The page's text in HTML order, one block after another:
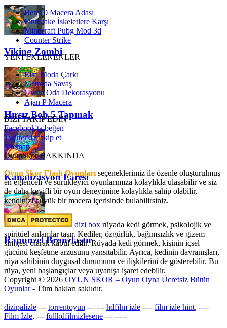
Viking Zombi
Hırsız Bob 5 Tapınak
Kanalizasyon Faresi
Rapunzel Bronzlaştır
Ben 10 Macera Adası
Finn Jake İskeletlere Karşı
Minecraft Pubg Mod 3d
Counter Strike
YENİ EKLENENLER
Elsa Moda Çarkı
Metroda Savaş
Gwen Oda Dekorasyonu
Ajan P Macera
BİZİ TAKİP EDİN
Facebook'ta beğen
Twitter'da takip et
Sitemap
OyunSkor HAKKINDA
Oyun Skor Flash Oyunları seçeneklerimiz ile özenle oluşturulmuş
en eğlenceli ve sürükleyici oyunlarımıza kolaylıkla ulaşabilir ve siz
de daha keyifli bir oyun deneyimine kolaylıkla sahip olabilir,
kendinizi büyük bir macera içerisinde bulabilirsiniz.
dizi box rüyada kedi görmek​, psikolojik ve
spiritüel anlamlar taşır. Kediler, özgürlük, bağımsızlık ve gizem
simgesi olarak kabul edilir. Rüyada kedi görmek, kişinin içsel
gücünü keşfetme arzusunu yansıtabilir. Ayrıca, kedinin davranışları,
rüya sahibinin duygusal durumunu ve ilişkilerini de gösterebilir. Bu
rüya, yeni başlangıçlar veya uyanışa işaret edebilir.
Copyright © 2026 OYUN SKOR – Oyun Oyna Ücretsiz Bütün
Oyunlar- Tüm hakları saklıdır.
dizipalizle --- torrentoyun --- --- hdfilm izle ---- film izle hint, ----
Film İzle, --- fullhdfilmizlesene --- -----